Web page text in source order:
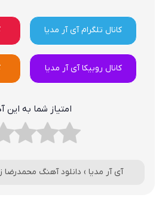
کانال تلگرام آی آر مدیا
کانال روبیکا آی آر مدیا
امتیاز شما به این
آی آر مدیا › دانلود آهنگ محمدرضا